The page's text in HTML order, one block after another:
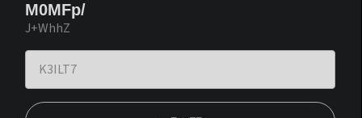
M0MFp/
J+WhhZ